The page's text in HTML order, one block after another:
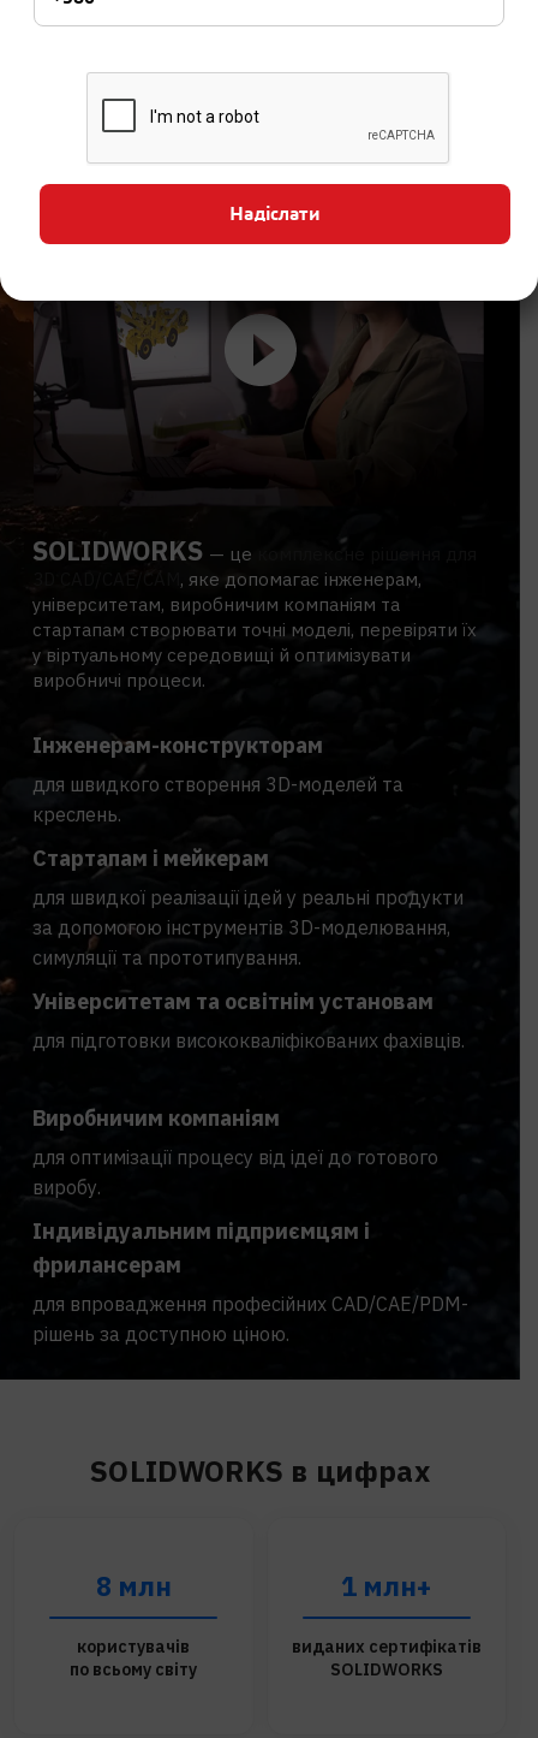
Кому підійдуть
Які проблеми
SOLIDWORKS
У яких сферах
SOLIDWORKS — це
, яке допомагає інженерам,
університетам, виробничим компаніям та
стартапам створювати точні моделі, перевіряти їх
у віртуальному середовищі й оптимізувати
виробничі процеси.
Інженерам-конструкторам
для швидкого створення 3D-моделей та
креслень.
Стартапам і мейкерам
для швидкої реалізації ідей у реальні продукти
за допомогою інструментів 3D-моделювання,
симуляції та прототипування.
Університетам та освітнім установам
для підготовки висококваліфікованих фахівців.
Виробничим компаніям
для оптимізації процесу від ідеї до готового
виробу.
Індивідуальним підприємцям і
фрилансерам
для впровадження професійних CAD/CAE/PDM-
рішень за доступною ціною.
SOLIDWORKS в цифрах
8 млн
користувачів
по всьому світу
1 млн+
виданих сертифікатів
SOLIDWORKS
Надіслати